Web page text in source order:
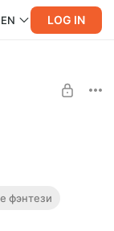
EN LOG IN
войны" |
фэнтези